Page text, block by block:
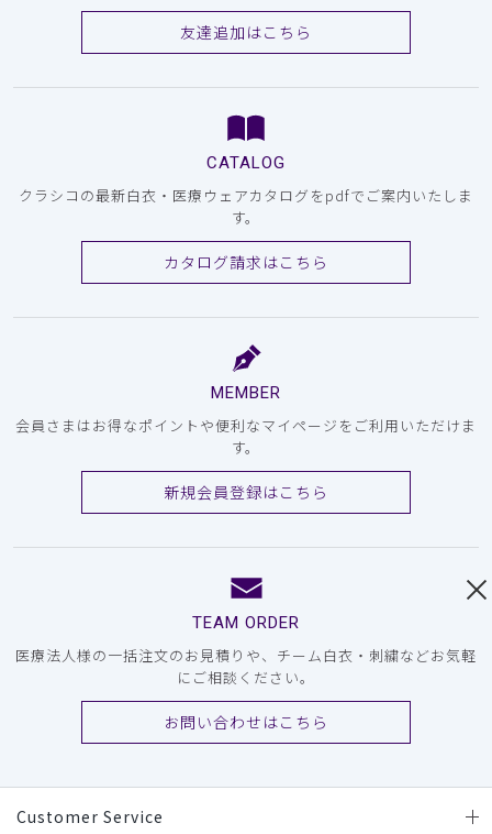
友達追加はこちら
CATALOG
クラシコの最新白衣・医療ウェアカタログをpdfでご案内いたしま
す。
カタログ請求はこちら
MEMBER
会員さまはお得なポイントや便利なマイページをご利用いただけま
す。
新規会員登録はこちら
TEAM ORDER
医療法人様の一括注文のお見積りや、チーム白衣・刺繍などお気軽
にご相談ください。
お問い合わせはこちら
Customer Service